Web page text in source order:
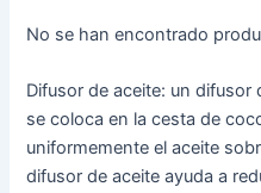
No se han encontrado
Difusor de aceite: un difusor
se coloca en la cesta de
uniformemente el aceite
difusor de aceite ayuda a